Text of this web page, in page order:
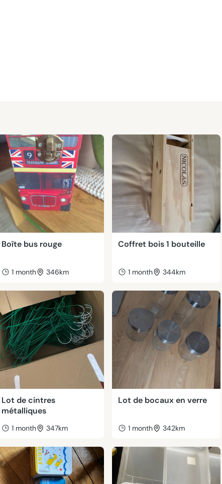
Boîte bus rouge
1 month 346km
Coffret bois 1 bouteille
1 month 344km
Lot de cintres
métalliques
1 month 347km
Lot de bocaux en verre
1 month 342km